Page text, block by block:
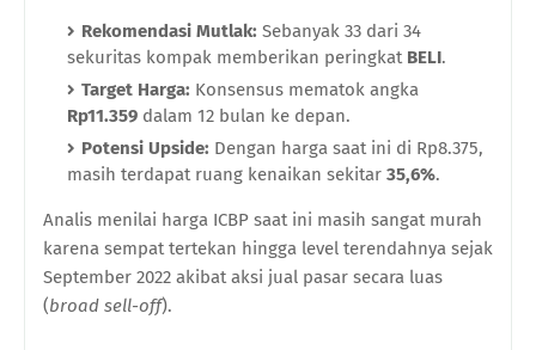
Rekomendasi Mutlak: Sebanyak 33 dari 34
sekuritas kompak memberikan peringkat BELI.
Target Harga: Konsensus mematok angka
Rp11.359 dalam 12 bulan ke depan.
Potensi Upside: Dengan harga saat ini di Rp8.375,
masih terdapat ruang kenaikan sekitar 35,6%.
Analis menilai harga ICBP saat ini masih sangat murah
karena sempat tertekan hingga level terendahnya sejak
September 2022 akibat aksi jual pasar secara luas
(broad sell-off).